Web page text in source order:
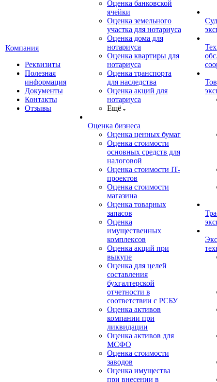
Компания
Реквизиты
Полезная
информация
Документы
Контакты
Отзывы
Оценка банковской
ячейки
Оценка земельного
участка для нотариуса
Оценка дома для
нотариуса
Оценка квартиры для
нотариуса
Оценка транспорта
для наследства
Оценка акций для
нотариуса
Ещё
Оценка бизнеса
Оценка ценных бумаг
Оценка стоимости
основных средств для
налоговой
Оценка стоимости IT-
проектов
Оценка стоимости
магазина
Оценка товарных
запасов
Оценка
имущественных
комплексов
Оценка акций при
выкупе
Оценка для целей
составления
бухгалтерской
отчетности в
соответствии с РСБУ
Оценка активов
компании при
ликвидации
Оценка активов для
МСФО
Оценка стоимости
заводов
Оценка имущества
при внесении в